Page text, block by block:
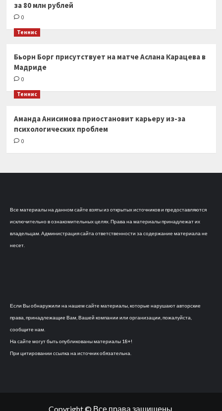
за 80 млн рублей
0
Теннис
Бьорн Борг присутствует на матче Аслана Карацева в
Мадриде
0
Теннис
Аманда Анисимова приостановит карьеру из-за
психологических проблем
0
Все материалы на данном сайте взяты из открытых источников и предоставляются
исключительно в ознакомительных целях. Права на материалы принадлежат их
владельцам. Администрация сайта ответственности за содержание материала не
несет.
Если Вы обнаружили на нашем сайте материалы, которые нарушают авторские
права, принадлежащие Вам, Вашей компании или организации, пожалуйста,
сообщите нам.
На сайте могут быть опубликованы материалы 18+!
При цитировании ссылка на источник обязательна.
Copyright © Все права защищены.